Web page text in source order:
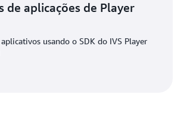
de aplicações de Player
usando o SDK do IVS Player